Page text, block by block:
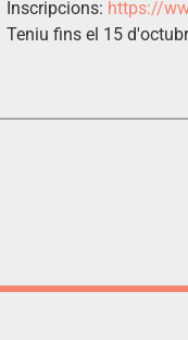
Inscripcions: https://
Teniu fins el 15